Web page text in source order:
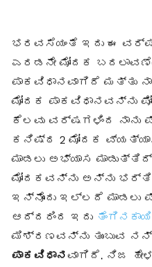
ಭರವಸೆಯಂತೆ ಇದು ಈ
ಎರಡನೇ ಮೋದಕ
ಪಾಕವಿಧಾನವಾಗಿದೆ ಮತ್ತು
ಮೋದಕ ಪಾಕವಿಧಾನವನ್ನು
ಕೆಲವು ವರ್ಷಗಳಿಂದ
ಕನಿಷ್ಠ 2 ಮೋದಕ
ಮಾಡಲು ಅಭ್ಯಾಸ
ಮೋದಕವನ್ನು ಅನ್ನು ಭರ್ತಿ
ಇನ್ನೊಂದು ಇಲ್ಲದೆ
ಆದ್ದರಿಂದ ಇದು ತೆಂಗಿನಕಾಯಿ
ಮಿಶ್ರಣವನ್ನು ತುಂಬುವ
ಪಾಕವಿಧಾನ ವಾಗಿದೆ. ನಿಜ